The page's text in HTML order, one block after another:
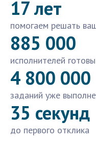
17 лет
помогаем решать
885 000
исполнителей
4 800 000
заданий уже
35 секунд
до первого отклика